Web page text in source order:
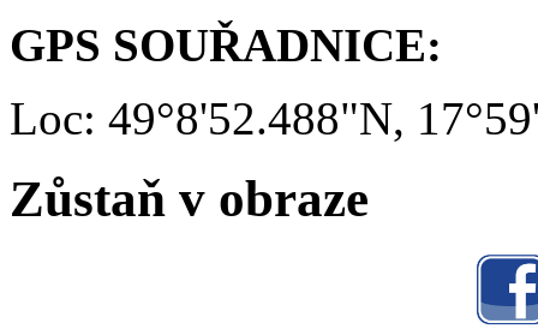
GPS SOUŘADNICE:
Loc: 49°8'52.488"N,
Zůstaň v obraze